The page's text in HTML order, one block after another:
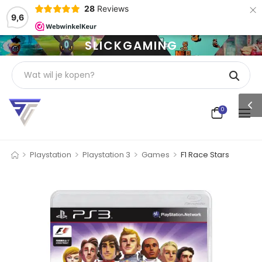
9,6
28 Reviews ×
SLICKGAMING
0
> Playstation > Playstation 3 > Games > F1 Race Stars